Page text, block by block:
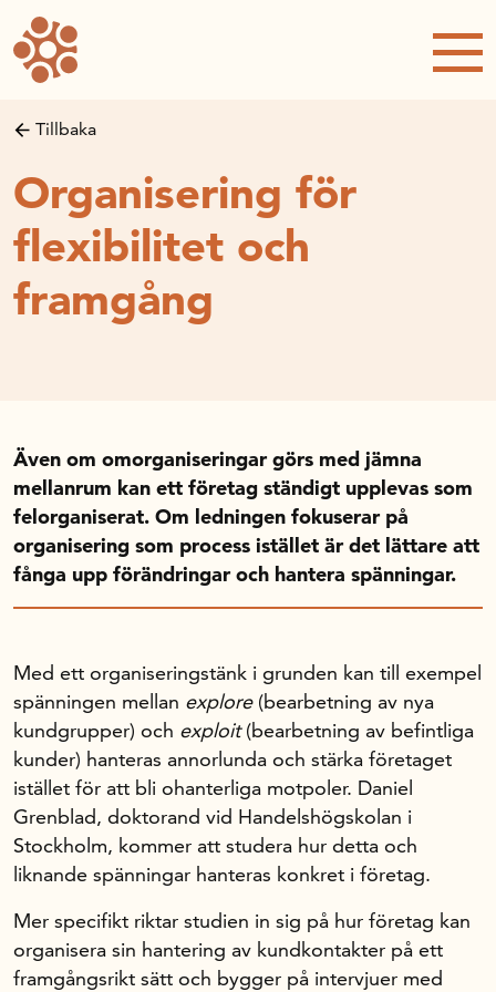
Forskning och utveckling
Forskningsprojekt
Rapporter och publikationer
NRWC – Nordic Retail and Wholesale
conference
Strategi och utveckling
Inspel till forsknings- och
innovationspropositionen
Forskningsprojekt
Postdoc-stöd
Handelns studentuppsatspris
Infrastrukturellt stöd
Planeringsanslag
Unga forskare
Forskningssatsningar
Kompetens och omställning
Handelns ekonomiska råd
Handelsrådet Play
Tillbaka
Organisering för
flexibilitet och
framgång
Med ett organiseringstänk i grunden kan till exempel
spänningen mellan explore(bearbetning av nya
kundgrupper) och exploit(bearbetning av befintliga
kunder) hanteras annorlunda och stärka företaget
istället för att bli ohanterliga motpoler. Daniel
Grenblad, doktorand vid Handelshögskolan i
Stockholm, kommer att studera hur detta och
liknande spänningar hanteras konkret i företag.
Mer specifikt riktar studien in sig på hur företag kan
organisera sin hantering av kundkontakter på ett
framgångsrikt sätt och bygger på intervjuer med
Även om omorganiseringar görs med jämna
mellanrum kan ett företag ständigt upplevas som
felorganiserat. Om ledningen fokuserar på
organisering som process istället är det lättare att
fånga upp förändringar och hantera spänningar.